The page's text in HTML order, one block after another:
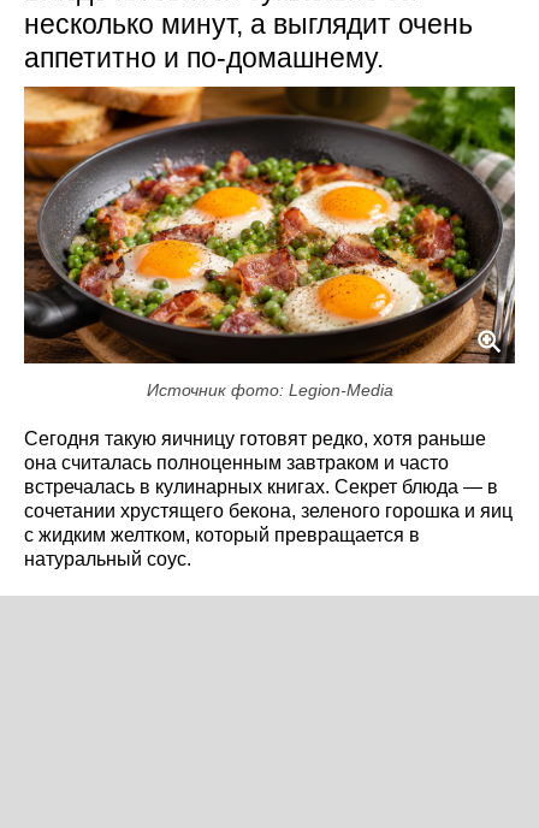
несколько минут, а выглядит очень
аппетитно и по-домашнему.
Источник фото: Legion-Media
Сегодня такую яичницу готовят редко, хотя раньше
она считалась полноценным завтраком и часто
встречалась в кулинарных книгах. Секрет блюда — в
сочетании хрустящего бекона, зеленого горошка и яиц
с жидким желтком, который превращается в
натуральный соус.